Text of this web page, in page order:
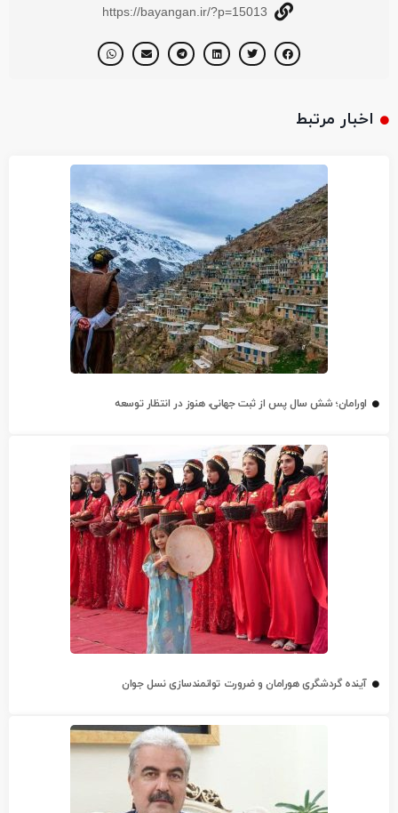
https://bayangan.ir/?p=15013
اخبار مرتبط
اورامان؛ شش سال پس از ثبت جهانی، هنوز در انتظار توسعه
آینده گردشگری هورامان و ضرورت توانمندسازی نسل جوان